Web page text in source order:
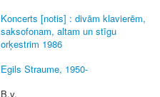
Koncerts [notis] : divām klavierēm,
saksofonam, altam un stīgu
orķestrim 1986
Egils Straume, 1950-
B.v.